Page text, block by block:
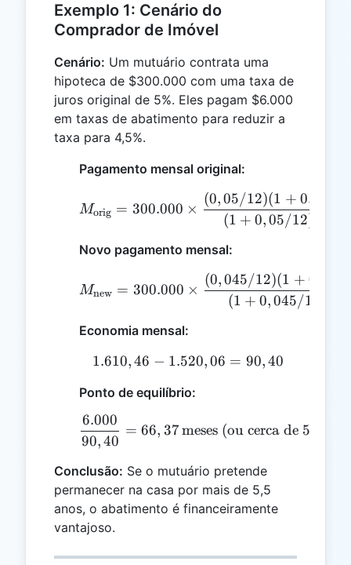
Exemplo 1: Cenário do
Comprador de Imóvel
Cenário: Um mutuário contrata uma
hipoteca de $300.000 com uma taxa de
juros original de 5%. Eles pagam $6.000
em taxas de abatimento para reduzir a
taxa para 4,5%.
Pagamento mensal original:
M_{\text{orig}} =
Morig = 300.000 ×
(1 + 0,05/12)
(0, 05/12)(1 + 0,
Novo pagamento mensal:
M_{\text{new}} =
Mnew = 300.000 ×
(1 + 0,045/12
(0, 045/12)(1 + 0
Economia mensal:
1.610,46 - 1.520,06 =
1.610,46 − 1.520,06 = 90,40
Ponto de equilíbrio:
\frac{6.000}{90,40} =
90,40
6.000
= 66, 37meses (ou cerca de 5,5
Conclusão: Se o mutuário pretende
permanecer na casa por mais de 5,5
anos, o abatimento é financeiramente
vantajoso.